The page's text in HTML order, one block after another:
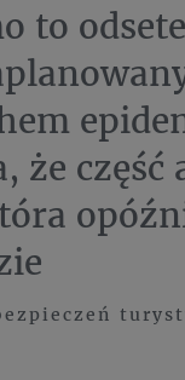
to
że część